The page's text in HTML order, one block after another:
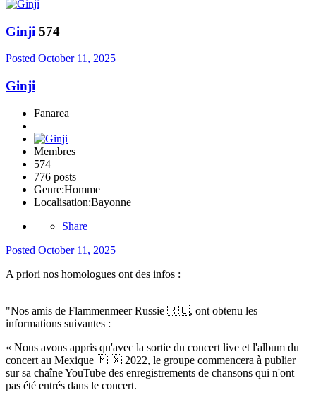
Ginji 574
Posted October 11, 2025
Ginji
Fanarea
Membres
574
776 posts
Genre:Homme
Localisation:Bayonne
Share
Posted October 11, 2025
A priori nos homologues ont des infos :
"Nos amis de Flammenmeer Russie 🇷🇺, ont obtenu les
informations suivantes :
« Nous avons appris qu'avec la sortie du concert live et l'album du
concert au Mexique 🇲 🇽 2022, le groupe commencera à publier
sur sa chaîne YouTube des enregistrements de chansons qui n'ont
pas été entrés dans le concert.